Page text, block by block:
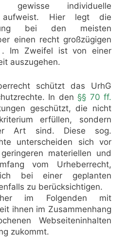
gewisse individuelle
aufweist. Hier legt die
bei den meisten
einen recht großzügigen
. Im Zweifel ist von einer
auszugehen.
schützt das UrhG
In den §§ 70 ff.
geschützt, die nicht
erfüllen, sondern
Art sind. Diese sog.
unterscheiden sich vor
materiellen und
vom Urheberrecht,
bei einer geplanten
zu berücksichtigen.
im Folgenden mit
ihnen im Zusammenhang
Webseiteninhalten
zukommt.